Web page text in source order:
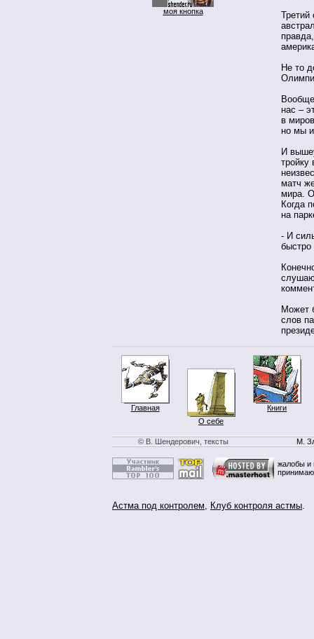
моя кнопка
Третий
Не то
нас –
в
но мы
И
тройку
матч
мира.
Когда
на
- И
Может
слов
Главная
О себе
Книги
© В. Шендерович, тексты М.
жалобы и
Астма под контролем, Клуб контроля астмы.